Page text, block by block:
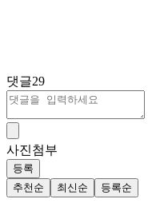
댓글29
사진첨부
등록
추천순
최신순 등록순